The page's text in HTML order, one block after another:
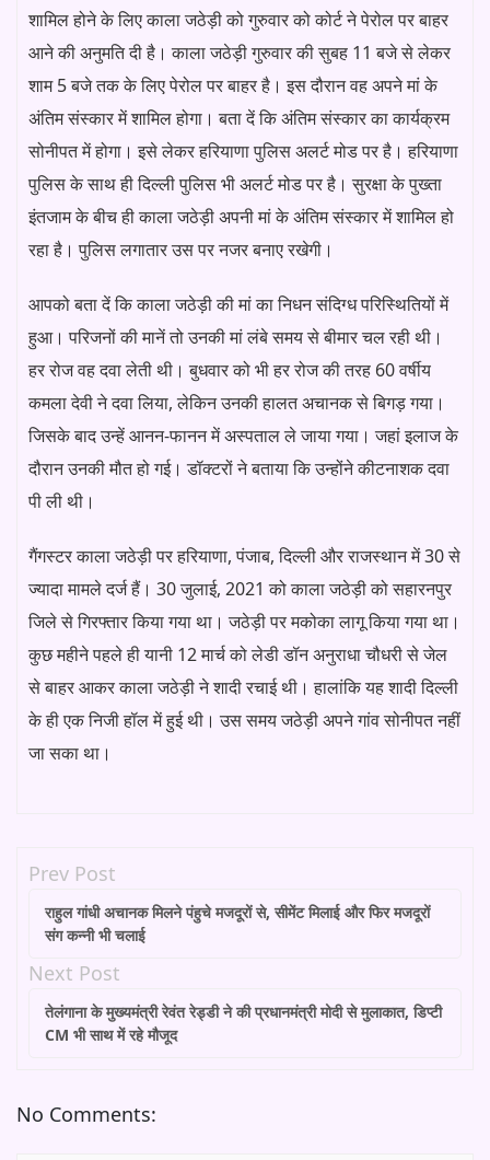
शामिल होने के लिए काला जठेड़ी को गुरुवार को कोर्ट ने पेरोल पर बाहर
आने की अनुमति दी है। काला जठेड़ी गुरुवार की सुबह 11 बजे से लेकर
शाम 5 बजे तक के लिए पेरोल पर बाहर है। इस दौरान वह अपने मां के
अंतिम संस्कार में शामिल होगा। बता दें कि अंतिम संस्कार का कार्यक्रम
सोनीपत में होगा। इसे लेकर हरियाणा पुलिस अलर्ट मोड पर है। हरियाणा
पुलिस के साथ ही दिल्ली पुलिस भी अलर्ट मोड पर है। सुरक्षा के पुख्ता
इंतजाम के बीच ही काला जठेड़ी अपनी मां के अंतिम संस्कार में शामिल हो
रहा है। पुलिस लगातार उस पर नजर बनाए रखेगी।
आपको बता दें कि काला जठेड़ी की मां का निधन संदिग्ध परिस्थितियों में
हुआ। परिजनों की मानें तो उनकी मां लंबे समय से बीमार चल रही थी।
हर रोज वह दवा लेती थी। बुधवार को भी हर रोज की तरह 60 वर्षीय
कमला देवी ने दवा लिया, लेकिन उनकी हालत अचानक से बिगड़ गया।
जिसके बाद उन्हें आनन-फानन में अस्पताल ले जाया गया। जहां इलाज के
दौरान उनकी मौत हो गई। डॉक्टरों ने बताया कि उन्होंने कीटनाशक दवा
पी ली थी।
गैंगस्टर काला जठेड़ी पर हरियाणा, पंजाब, दिल्ली और राजस्थान में 30 से
ज्यादा मामले दर्ज हैं। 30 जुलाई, 2021 को काला जठेड़ी को सहारनपुर
जिले से गिरफ्तार किया गया था। जठेड़ी पर मकोका लागू किया गया था।
कुछ महीने पहले ही यानी 12 मार्च को लेडी डॉन अनुराधा चौधरी से जेल
से बाहर आकर काला जठेड़ी ने शादी रचाई थी। हालांकि यह शादी दिल्ली
के ही एक निजी हॉल में हुई थी। उस समय जठेड़ी अपने गांव सोनीपत नहीं
जा सका था।
Prev Post
राहुल गांधी अचानक मिलने पंहुचे मजदूरों से, सीमेंट मिलाई और फिर मजदूरों
संग कन्नी भी चलाई
Next Post
तेलंगाना के मुख्यमंत्री रेवंत रेड्डी ने की प्रधानमंत्री मोदी से मुलाकात, डिप्टी
CM भी साथ में रहे मौजूद
No Comments: